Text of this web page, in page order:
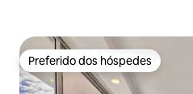
Preferido dos hóspedes
Preferido dos hóspedes